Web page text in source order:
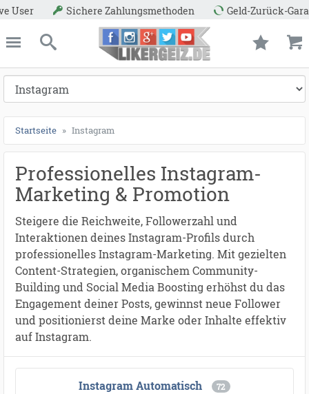
Geld-Zurück-Garantie
Likergeiz.de
schließen
Suche
Startseite Instagram
Professionelles Instagram-
Marketing & Promotion
Steigere die Reichweite, Followerzahl und
Interaktionen deines Instagram-Profils durch
professionelles Instagram-Marketing. Mit gezielten
Content-Strategien, organischem Community-
Building und Social Media Boosting erhöhst du das
Engagement deiner Posts, gewinnst neue Follower
und positionierst deine Marke oder Inhalte effektiv
auf Instagram.
Instagram Automatisch 72